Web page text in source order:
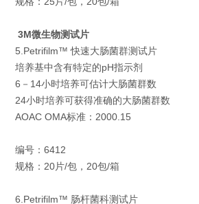
3M微生物测试片
5.Petrifilm™ 快速大肠菌群测试片
培养基中含有特定的pH指示剂
6－14小时培养可估计大肠菌群数
24小时培养可获得准确的大肠菌群数
AOAC OMA标准：2000.15
编号：6412
规格：20片/包，20包/箱
6.Petrifilm™ 肠杆菌科测试片